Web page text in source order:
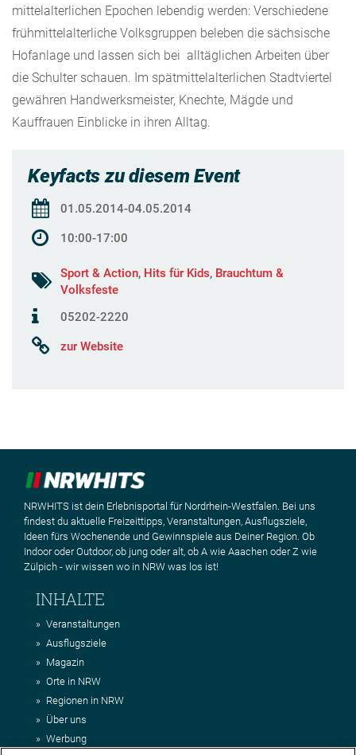
mittelalterlichen Epochen lebendig werden: Verschiedene
frühmittelalterliche Volksgruppen beleben die sächsische
Hofanlage und lassen sich bei alltäglichen Arbeiten über
die Schulter schauen. Im spätmittelalterlichen Stadtviertel
gewähren Handwerksmeister, Knechte, Mägde und
Kauffrauen Einblicke in ihren Alltag.
Keyfacts zu diesem Event
01.05.2014-04.05.2014
10:00-17:00
Sport & Action, Hits für Kids, Brauchtum &
Volksfeste
05202-2220
zur Website
NRWHITS ist dein Erlebnisportal für Nordrhein-Westfalen. Bei uns
findest du aktuelle Freizeittipps, Veranstaltungen, Ausflugsziele,
Ideen fürs Wochenende und Gewinnspiele aus Deiner Region. Ob
Indoor oder Outdoor, ob jung oder alt, ob A wie Aaachen oder Z wie
Zülpich - wir wissen wo in NRW was los ist!
INHALTE
Veranstaltungen
Ausflugsziele
Magazin
Orte in NRW
Regionen in NRW
Über uns
Werbung